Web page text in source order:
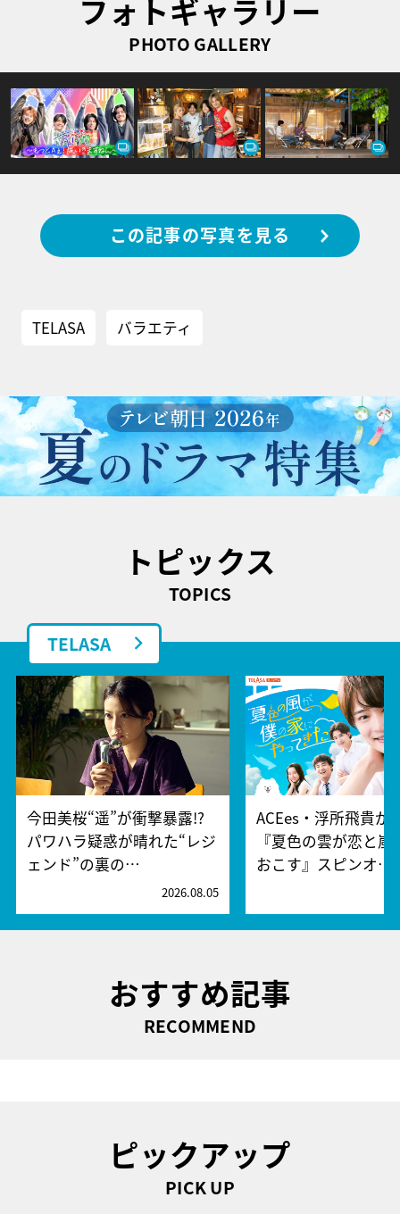
フォトギャラリー
PHOTO GALLERY
この記事の写真を見る
TELASA バラエティ
トピックス
TOPICS
TELASA
今田美桜“遥”が衝撃暴露!?
パワハラ疑惑が晴れた“レジ
ェンド”の裏の…
2026.08.05
ACEes・浮所飛貴が
『夏色の雲が恋と嵐
おこす』スピンオ…
おすすめ記事
RECOMMEND
ピックアップ
PICK UP